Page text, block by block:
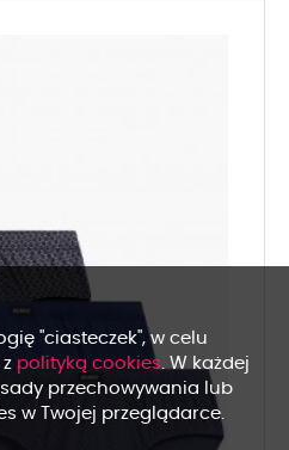
"ciasteczek", w celu
polityką cookies. W każdej
przechowywania lub
w Twojej przeglądarce.